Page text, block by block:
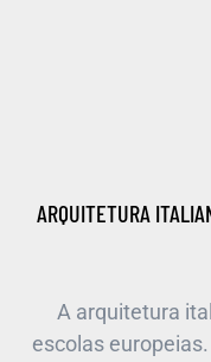
ARQUITETURA
A arquitetura
escolas